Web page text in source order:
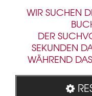
WIR SUCHEN
DER
SEKUNDEN
WÄHREND